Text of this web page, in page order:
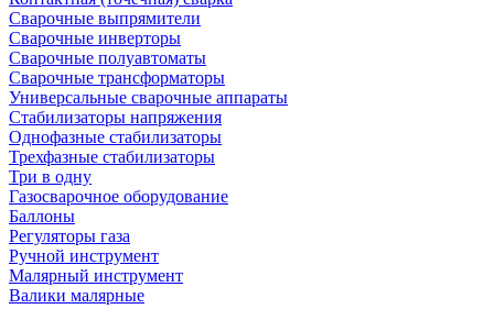
Сварочные выпрямители
Сварочные инверторы
Сварочные полуавтоматы
Сварочные трансформаторы
Универсальные сварочные аппараты
Стабилизаторы напряжения
Однофазные стабилизаторы
Трехфазные стабилизаторы
Три в одну
Газосварочное оборудование
Баллоны
Регуляторы газа
Ручной инструмент
Малярный инструмент
Валики малярные